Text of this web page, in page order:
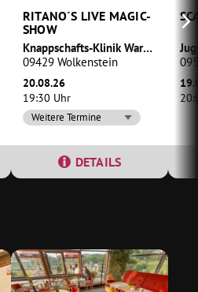
RITANO´S LIVE MAGIC-
SHOW
Knappschafts-Klinik Warmbad
09429 Wolkenstein
20.08.26
19:30 Uhr
Weitere Termine
DETAILS